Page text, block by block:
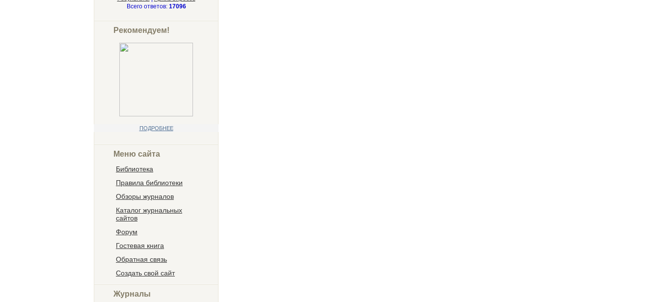
Всего ответов: 17096
Рекомендуем!
ПОДРОБНЕЕ
Меню сайта
Библиотека
Правила библиотеки
Обзоры журналов
Каталог журнальных
сайтов
Форум
Гостевая книга
Обратная связь
Создать свой сайт
Журналы